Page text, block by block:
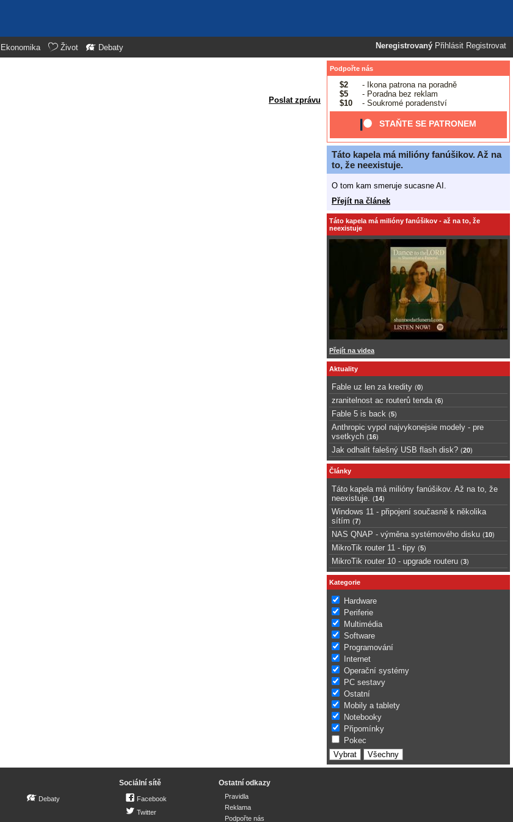
Neregistrovaný Přihlásit Registrovat
Ekonomika Život Debaty
Poslat zprávu
Podpořte nás
$2
- Ikona patrona na poradně
$5
- Poradna bez reklam
$10
- Soukromé poradenství
STAŇTE SE PATRONEM
Táto kapela má milióny fanúšikov. Až na
to, že neexistuje.
O tom kam smeruje sucasne AI.
Přejít na článek
Táto kapela má milióny fanúšikov - až na to, že
neexistuje
Přejít na videa
Aktuality
Fable uz len za kredity (0)
zranitelnost ac routerů tenda (6)
Fable 5 is back (5)
Anthropic vypol najvykonejsie modely - pre
vsetkych (16)
Jak odhalit falešný USB flash disk? (20)
Články
Táto kapela má milióny fanúšikov. Až na to, že
neexistuje.
(14)
Windows 11 - připojení současně k několika
sítím (7)
NAS QNAP - výměna systémového disku (10)
MikroTik router 11 - tipy (5)
MikroTik router 10 - upgrade routeru (3)
Kategorie
Hardware
Periferie
Multimédia
Software
Programování
Internet
Operační systémy
PC sestavy
Ostatní
Mobily a tablety
Notebooky
Připomínky
Pokec
Debaty
Sociální sítě
Facebook
Twitter
Ostatní odkazy
Pravidla
Reklama
Podpořte nás